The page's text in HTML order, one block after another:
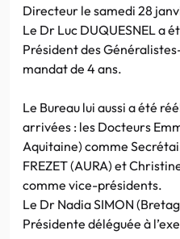
Directeur le samedi 28
Le Dr Luc DUQUESNEL a
Président des
mandat de 4 ans.
Le Bureau lui aussi a été
arrivées : les Docteurs
Aquitaine) comme
FREZET (AURA) et
comme vice-présidents.
Le Dr Nadia SIMON
Présidente déléguée à